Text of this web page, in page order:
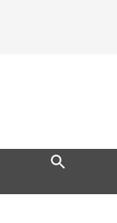
Open
Search